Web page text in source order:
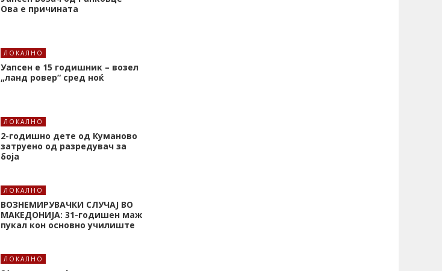
Ова е причината
ЛОКАЛНО
Уапсен е 15 годишник – возел
„ланд ровер“ сред ноќ
ЛОКАЛНО
2-годишно дете од Куманово
затруено од разредувач за
боја
ЛОКАЛНО
ВОЗНЕМИРУВАЧКИ СЛУЧАЈ ВО
МАКЕДОНИЈА: 31-годишен маж
пукал кон основнo училиште
ЛОКАЛНО